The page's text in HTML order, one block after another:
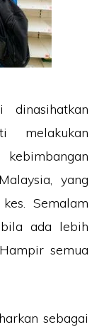
melakukan
yang
Semalam
ada lebih
semua
sebagai